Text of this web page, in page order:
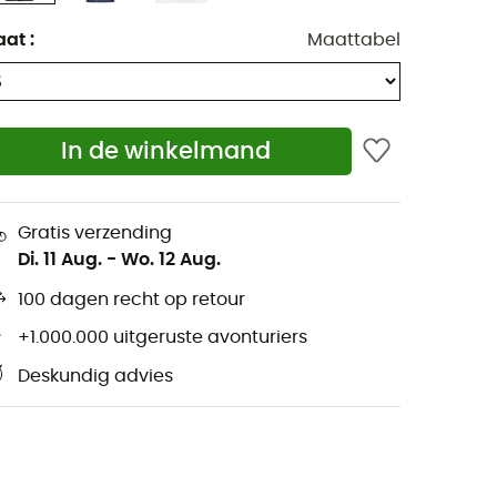
: Maattabel
In de winkelmand
Gratis verzending
Di. 11 Aug. - Wo. 12 Aug.
100 dagen recht op retour
+1.000.000 uitgeruste avonturiers
Deskundig advies